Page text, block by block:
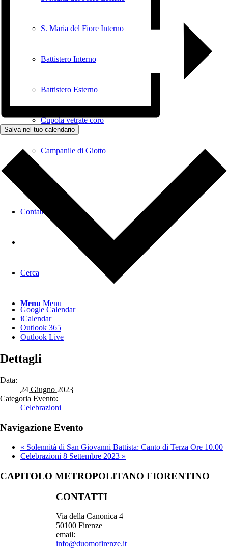
S. Maria del Fiore Interno
Battistero Interno
Battistero Esterno
Cupola vetrate coro
Campanile di Giotto
Donazioni
Contatti
Cerca
Menu Menu
Salva nel tuo calendario
Google Calendar
iCalendar
Outlook 365
Outlook Live
Dettagli
Data:
24 Giugno 2023
Categoria Evento:
Celebrazioni
Navigazione Evento
« Solennità di San Giovanni Battista: Canto di Terza Ore 10.00
Celebrazioni 8 Settembre 2023 »
CAPITOLO METROPOLITANO FIORENTINO
CONTATTI
Via della Canonica 4
50100 Firenze
email:
info@duomofirenze.it